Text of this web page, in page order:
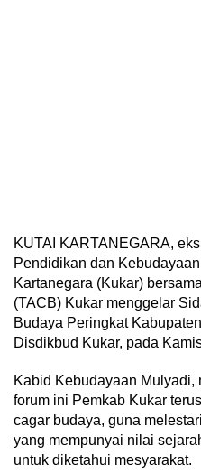
KUTAI KARTANEGARA,
Pendidikan dan
Kartanegara (Kukar)
(TACB) Kukar menggelar
Budaya Peringkat
Disdikbud Kukar, pada
Kabid Kebudayaan
forum ini Pemkab Kukar
cagar budaya, guna
yang mempunyai nilai
untuk diketahui mesyarakat.